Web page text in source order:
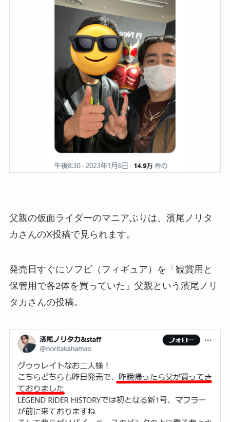
父親の仮面ライダーのマニアぶりは、濱尾ノリタ
カさんのX投稿で見られます。
発売日すぐにソフビ（フィギュア）を「観賞用と
保管用で各2体を買っていた」父親という濱尾ノリ
タカさんの投稿。